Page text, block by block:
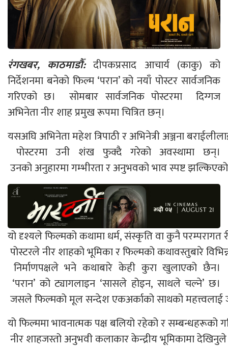
रंगखबर, काठमाडौँ: दीपकप्रसाद आचार्य (काकु) को
निर्देशनमा बनेको फिल्म ‘परान’ को नयाँ पोस्टर सार्वजनिक
गरिएको छ। सोमबार सार्वजनिक पोस्टरमा दिग्गज
अभिनेता नीर शाह प्रमुख रूपमा चित्रित छन्।
यसअघि अभिनेता महेश त्रिपाठी र अभिनेत्री अञ्जना
पोस्टरमा उनी शंख फुक्दै गरेको अवस्थामा छन्।
उनको अनुहारमा गम्भीरता र अनुभवको भाव स्पष्ट
यो दृश्यले फिल्मको कथामा धर्म, संस्कृति वा कुनै परम्परागत
पोस्टरले नीर शाहको भूमिका र फिल्मको कथावस्तुबारे
निर्माणपक्षले भने कथाबारे केही कुरा खुलाएको छैन।
‘परान’ को ट्यागलाइन ‘सासले होइन, साथले चल्ने’ छ।
जसले फिल्मको मूल सन्देश एकअर्काको साथको
यो फिल्ममा भावनात्मक पक्ष बलियो रहेको र
नीर शाहजस्तो अनुभवी कलाकार केन्द्रीय भूमिकामा